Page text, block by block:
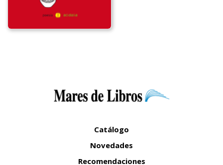
Catálogo
Novedades
Recomendaciones